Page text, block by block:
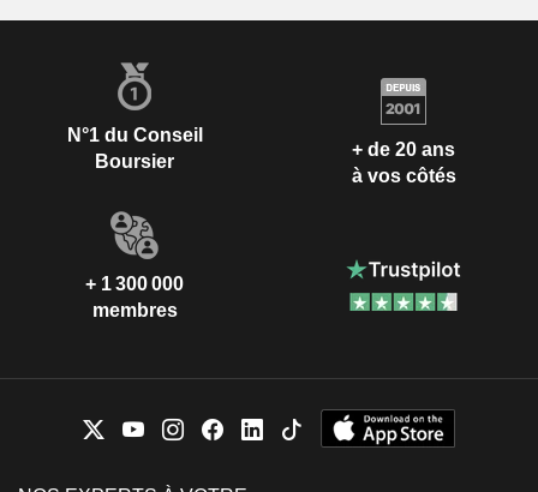
N°1 du Conseil
Boursier
+ de 20 ans
à vos côtés
+ 1 300 000
membres